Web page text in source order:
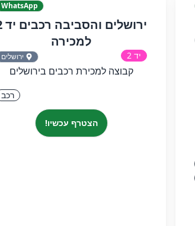
WhatsApp
למכירה
יד 2 ירושלים
קבוצה למכירת רכבים בירושלים
רכב
הצטרף עכשיו!